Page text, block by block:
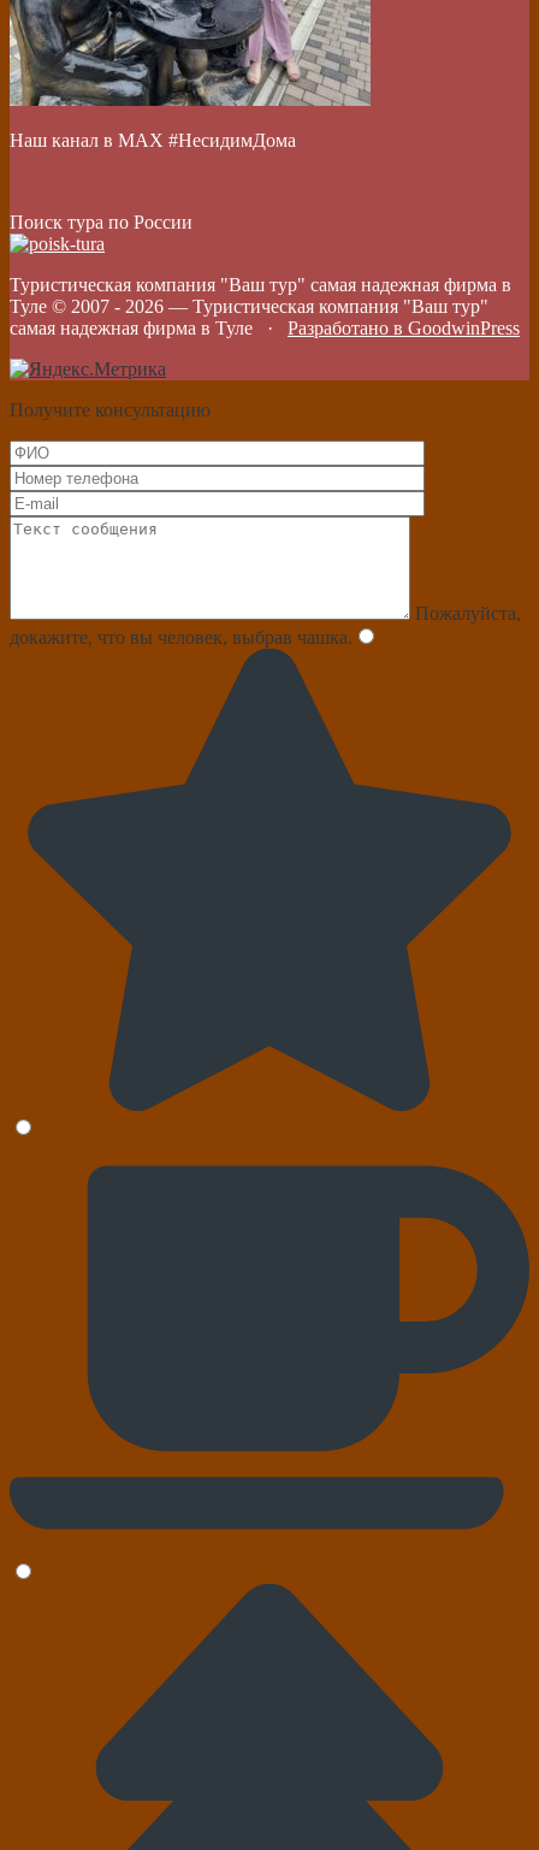
Наш канал в МАХ #НесидимДома
Поиск тура по России
Туристическая компания "Ваш тур" самая надежная фирма в
Туле © 2007 - 2026 — Туристическая компания "Ваш тур"
самая надежная фирма в Туле · Разработано в GoodwinPress
Получите консультацию
Пожалуйста,
докажите, что вы человек, выбрав чашка.